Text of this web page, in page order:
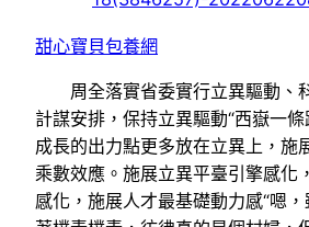
甜心寶貝包養網
周全落實省委實行立異驅動、
計謀安排，保持立異驅動“西嶽一
成長的出力點更多放在立異上，施
乘數效應。施展立異平臺引擎感化
感化，施展人才最基礎動力感“嗯